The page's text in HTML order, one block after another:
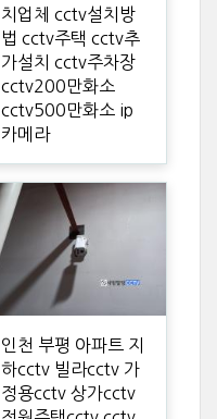
치업체 cctv설치방
법 cctv주택 cctv추
가설치 cctv주차장
cctv200만화소
cctv500만화소 ip
카메라
인천 부평 아파트 지
하cctv 빌라cctv 가
정용cctv 상가cctv